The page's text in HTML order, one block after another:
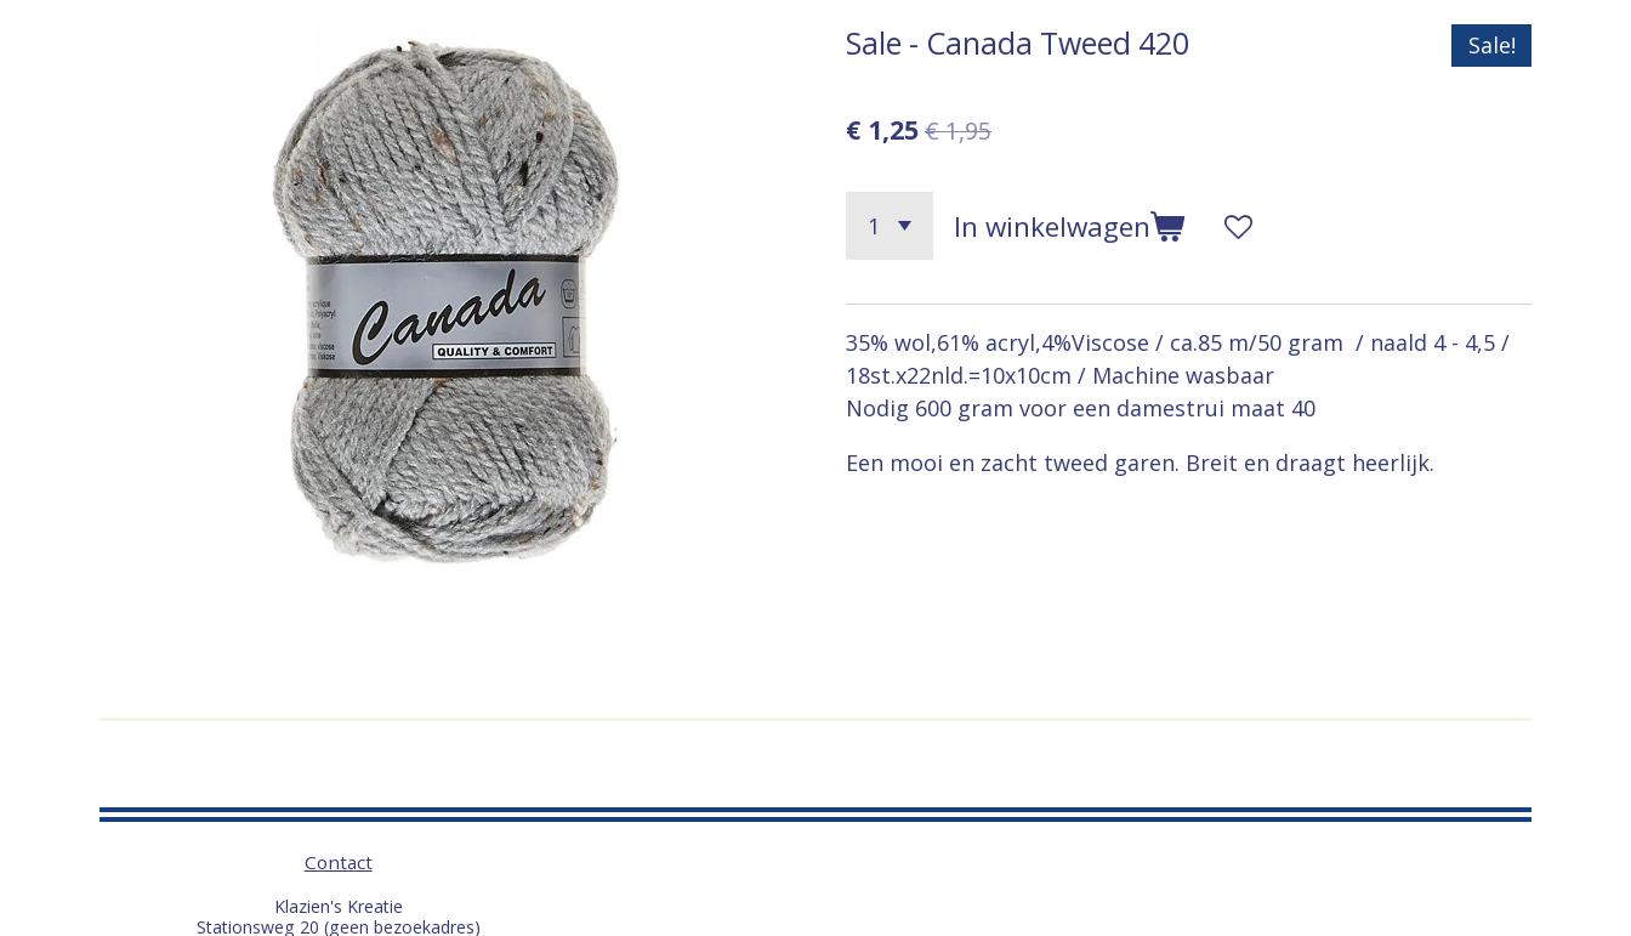
Sale - Canada Tweed 420 Sale!
€ 1,25€ 1,95
In winkelwagen
35% wol,61% acryl,4%Viscose / ca.85 m/50 gram / naald 4 - 4,5 /
18st.x22nld.=10x10cm / Machine wasbaar
Nodig 600 gram voor een damestrui maat 40
Een mooi en zacht tweed garen. Breit en draagt heerlijk.
Contact
Klazien's Kreatie
Stationsweg 20 (geen bezoekadres)